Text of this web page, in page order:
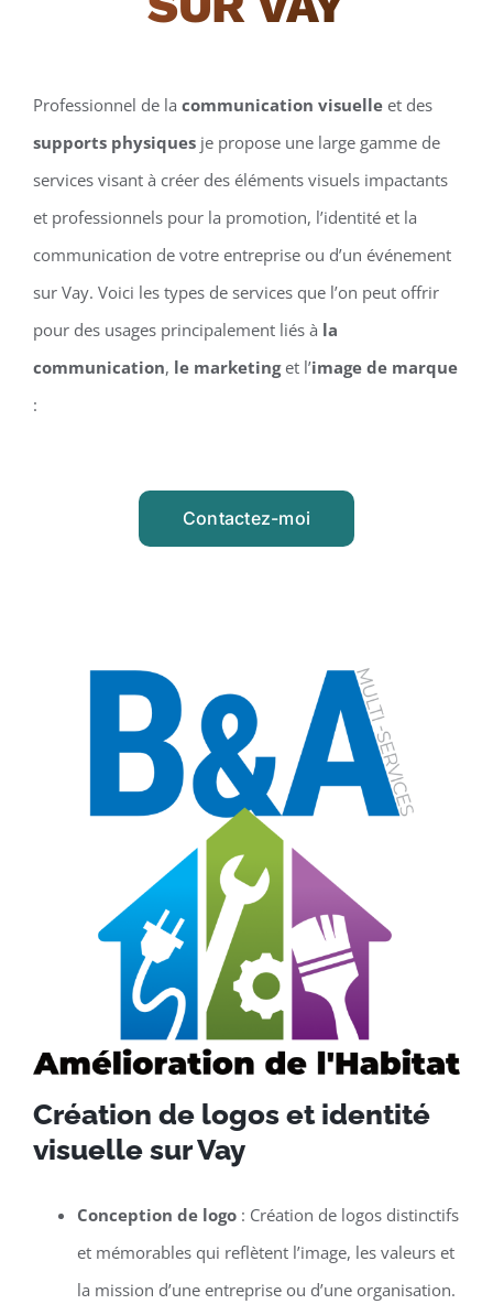
Professionnel de la communication visuelleet des
supports physiquesje propose une large gamme de
services visant à créer des éléments visuels impactants
et professionnels pour la promotion, l’identité et la
communication de votre entreprise ou d’un événement
sur Vay. Voici les types de services que l’on peut offrir
pour des usages principalement liés à la
communication, le marketinget l’image de marque
:
Contactez-moi
Création de logos et identité
visuelle sur Vay
Conception de logo: Création de logos distinctifs
et mémorables qui reflètent l’image, les valeurs et
la mission d’une entreprise ou d’une organisation.